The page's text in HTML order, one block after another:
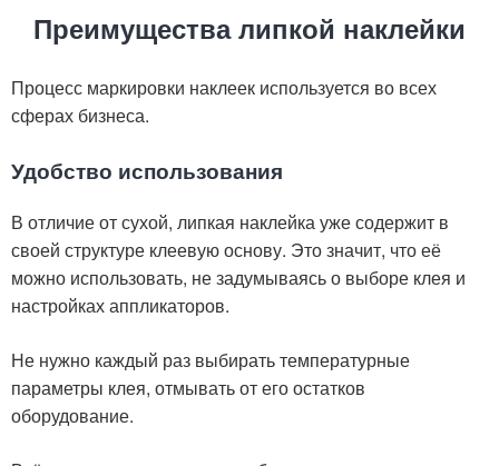
Преимущества липкой наклейки
Процесс маркировки наклеек используется во всех
сферах бизнеса.
Удобство использования
В отличие от сухой, липкая наклейка уже содержит в
своей структуре клеевую основу. Это значит, что её
можно использовать, не задумываясь о выборе клея и
настройках аппликаторов.
Не нужно каждый раз выбирать температурные
параметры клея, отмывать от его остатков
оборудование.